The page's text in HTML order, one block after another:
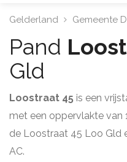
Gelderland Gemeente
Pand
Gld
Loostraat 45 is een
met een oppervlakte van
de Loostraat 45 Loo Gld
AC.